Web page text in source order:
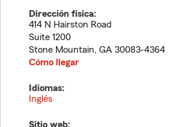
Dirección física:
414 N Hairston Road
Suite 1200
Stone Mountain, GA 30083-4364
Cómo llegar
Idiomas:
Inglés
Sitio web: